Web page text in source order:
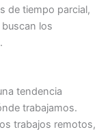
de tiempo parcial,
los
tendencia
trabajamos.
trabajos remotos,